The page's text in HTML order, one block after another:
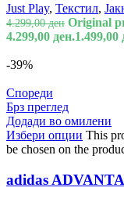
Just Play, Текстил,
4.299,00ден Original
4.299,00 ден.1.499,00
-39%
Спореди
Брз преглед
Додади во омилени
Избери опции This
be chosen on the
adidas